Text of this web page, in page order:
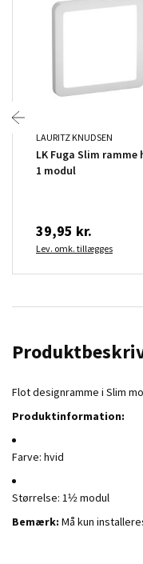
LAURITZ KNUDSEN
LK Fuga Slim ramme
1 modul
39,95 kr.
Lev. omk. tillægges
Flot designramme i Slim
Produktinformation:
Farve: hvid
Størrelse: 1½ modul
Bemærk: Må kun